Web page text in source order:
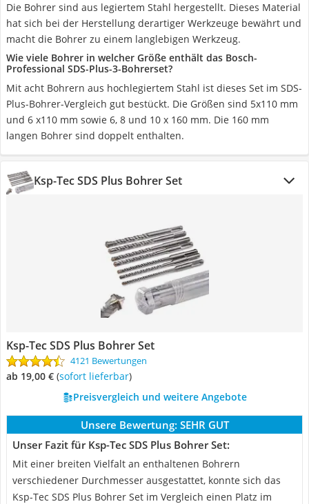
Die Bohrer sind aus legiertem Stahl hergestellt. Dieses Material
hat sich bei der Herstellung derartiger Werkzeuge bewährt und
macht die Bohrer zu einem langlebigen Werkzeug.
Wie viele Bohrer in welcher Größe enthält das Bosch-
Professional SDS-Plus-3-Bohrerset?
Mit acht Bohrern aus hochlegiertem Stahl ist dieses Set im SDS-
Plus-Bohrer-Vergleich gut bestückt. Die Größen sind 5x110 mm
und 6 x110 mm sowie 6, 8 und 10 x 160 mm. Die 160 mm
langen Bohrer sind doppelt enthalten.
Ksp-Tec SDS Plus Bohrer Set
Ksp-Tec SDS Plus Bohrer Set
4121 Bewertungen
ab 19,00 € ( Sofort lieferbar)
Preisvergleich und weitere Angebote
Unsere Bewertung: SEHR GUT
Unser Fazit für Ksp-Tec SDS Plus Bohrer Set:
Mit einer breiten Vielfalt an enthaltenen Bohrern
verschiedener Durchmesser ausgestattet, konnte sich das
Ksp-Tec SDS Plus Bohrer Set im Vergleich einen Platz im